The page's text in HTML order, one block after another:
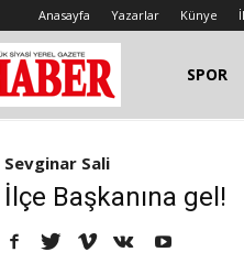
Anasayfa Yazarlar Künye
SPOR
Sevginar Sali
İlçe Başkanına gel!